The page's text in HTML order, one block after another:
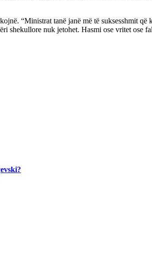
“Ministrat tanë janë më të suksesshmit që
shekullore nuk jetohet. Hasmi ose vritet ose